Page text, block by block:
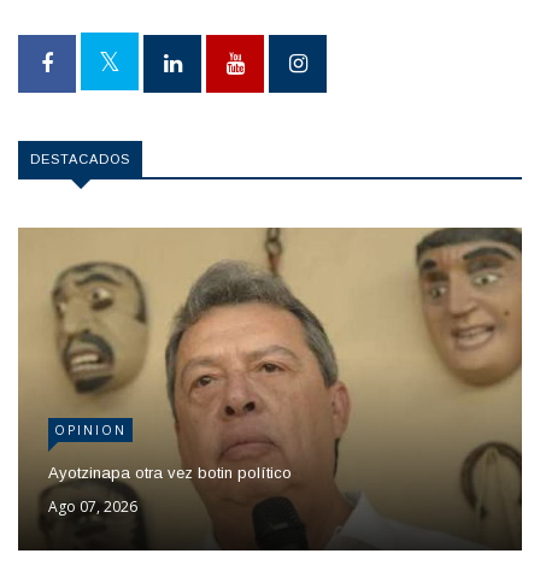
DESTACADOS
OPINION
Ayotzinapa otra vez botin político
Ago 07, 2026